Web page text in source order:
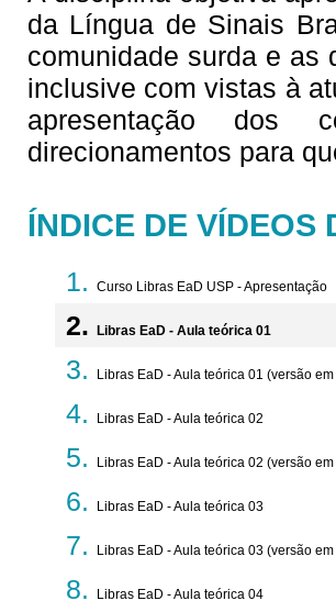
da Língua de Sinais
comunidade surda e as
inclusive com vistas à
apresentação dos
direcionamentos para
ÍNDICE DE VÍDEOS
Curso Libras EaD USP - Apresentação
Libras EaD - Aula teórica 01
Libras EaD - Aula teórica 01 (versão
Libras EaD - Aula teórica 02
Libras EaD - Aula teórica 02 (versão
Libras EaD - Aula teórica 03
Libras EaD - Aula teórica 03 (versão
Libras EaD - Aula teórica 04